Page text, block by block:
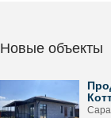
Новые объекты